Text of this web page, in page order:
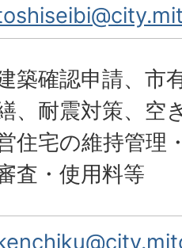
築確認申請、市
、耐震対策、空
住宅の維持管理
査・使用料等